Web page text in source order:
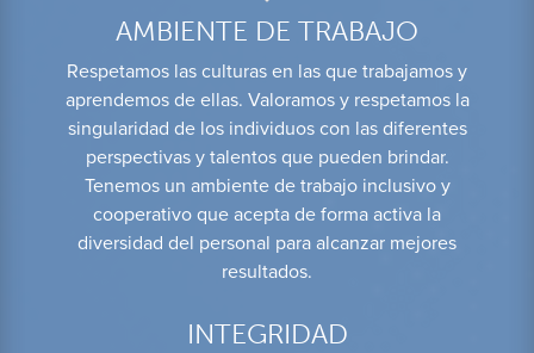
AMBIENTE DE TRABAJO
Respetamos las culturas en las que trabajamos y
aprendemos de ellas. Valoramos y respetamos la
singularidad de los individuos con las diferentes
perspectivas y talentos que pueden brindar.
Tenemos un ambiente de trabajo inclusivo y
cooperativo que acepta de forma activa la
diversidad del personal para alcanzar mejores
resultados.
INTEGRIDAD